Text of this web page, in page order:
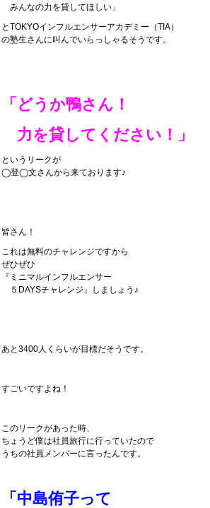
みんなの力を貸してほしい」
とTOKYOインフルエンサーアカデミー（TIA）
の塾生さんに叫んでいらっしゃるそうです。
「どうか鴨さん！
力を貸してください！」
というリークが
◯登◯文さんから来ております♪
皆さん！
これは無料のチャレンジですから
ぜひぜひ
『ミニマルインフルエンサー
５DAYSチャレンジ』しましょう♪
あと3400人くらいが目標だそうです。
すごいですよね！
このリークがあった時、
ちょうど僕は社員旅行に行っていたので
うちの社員メンバーに言ったんです。
「中島侑子って